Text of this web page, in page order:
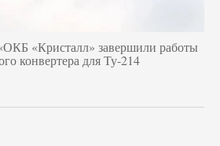
«Кристалл» завершили работы
конвертера для Ту-214